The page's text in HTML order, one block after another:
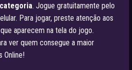
. Jogue gratuitamente pelo
Para jogar, preste atenção aos
aparecem na tela do jogo.
ver quem consegue a maior
Online!